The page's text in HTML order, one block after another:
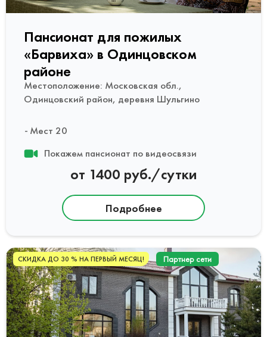
Пансионат для пожилых
«Барвиха» в Одинцовском
районе
Местоположение: Московская обл.,
Одинцовский район, деревня Шульгино
Мест 20
Покажем пансионат по видеосвязи
от 1400 руб./сутки
Подробнее
СКИДКА ДО 30 % НА ПЕРВЫЙ МЕСЯЦ! Партнер сети